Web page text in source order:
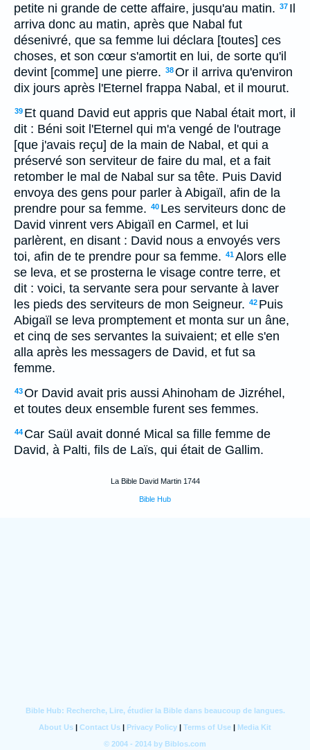
petite ni grande de cette affaire, jusqu'au matin. 37 Il
arriva donc au matin, après que Nabal fut
désenivré, que sa femme lui déclara [toutes] ces
choses, et son cœur s'amortit en lui, de sorte qu'il
devint [comme] une pierre. 38Or il arriva qu'environ
dix jours après l'Eternel frappa Nabal, et il mourut.
39 Et quand David eut appris que Nabal était mort, il
dit : Béni soit l'Eternel qui m'a vengé de l'outrage
[que j'avais reçu] de la main de Nabal, et qui a
préservé son serviteur de faire du mal, et a fait
retomber le mal de Nabal sur sa tête. Puis David
envoya des gens pour parler à Abigaïl, afin de la
prendre pour sa femme. 40 Les serviteurs donc de
David vinrent vers Abigaïl en Carmel, et lui
parlèrent, en disant : David nous a envoyés vers
toi, afin de te prendre pour sa femme. 41Alors elle
se leva, et se prosterna le visage contre terre, et
dit : voici, ta servante sera pour servante à laver
les pieds des serviteurs de mon Seigneur. 42 Puis
Abigaïl se leva promptement et monta sur un âne,
et cinq de ses servantes la suivaient; et elle s'en
alla après les messagers de David, et fut sa
femme.
43Or David avait pris aussi Ahinoham de Jizréhel,
et toutes deux ensemble furent ses femmes.
44 Car Saül avait donné Mical sa fille femme de
David, à Palti, fils de Laïs, qui était de Gallim.
La Bible David Martin 1744
Bible Hub